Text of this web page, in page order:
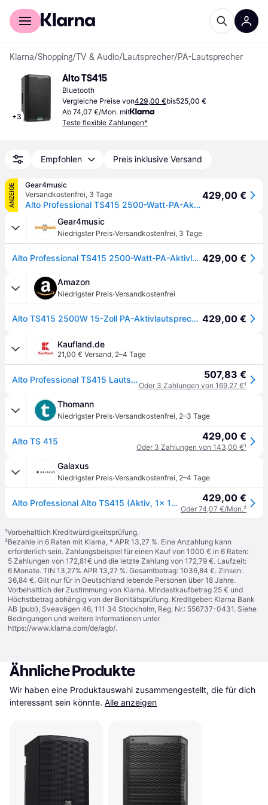
Für Shopper
Klarna/Shopping/TV & Audio/Lautsprecher/PA-Lautsprecher
+3
Alto TS415
Bluetooth
Vergleiche Preise von429,00 €bis525,00 €
Ab 74,07 €/Mon. mit
Teste flexible Zahlungen*
Empfohlen Preis inklusive Versand
ANZEIGE
Gear4music
Versandkostenfrei, 3 Tage
Alto Professional TS415 2500-Watt-PA-Aktivlautsprecher
429,00 €
Gear4music
Niedrigster Preis·Versandkostenfrei, 3 Tage
Alto Professional TS415 2500-Watt-PA-Aktivlautsprecher 429,00 €
Amazon
Niedrigster Preis·Versandkostenfrei
Alto TS415 2500W 15-Zoll PA-Aktivlautsprecher 429,00 €
Kaufland.de
21,00 € Versand, 2–4 Tage
Alto Professional TS415 Lautsprecher 2,5-Wege Schwarz Verkabelt & Kabellos 1250 W 507,83 €
Oder 3 Zahlungen von 169,27 €¹
Thomann
Niedrigster Preis·Versandkostenfrei, 2–3 Tage
Alto TS 415 429,00 €
Oder 3 Zahlungen von 143,00 €¹
Galaxus
Niedrigster Preis·Versandkostenfrei, 2–4 Tage
Alto Professional Alto TS415 (Aktiv, 1x 1250 W), PA Lautsprecher, Schwarz 429,00 €
Oder 74,07 €/Mon.²
¹Vorbehaltlich Kreditwürdigkeitsprüfung.
²Bezahle in 6 Raten mit Klarna, * APR 13,27 %. Eine Anzahlung kann
erforderlich sein. Zahlungsbeispiel für einen Kauf von 1000 € in 6 Raten:
5 Zahlungen von 172,81€ und die letzte Zahlung von 172,79 €. Laufzeit:
6 Monate. TIN 13,27% APR 13,27 %. Gesamtbetrag: 1036,84 €. Zinsen:
36,84 €. Gilt nur für in Deutschland lebende Personen über 18 Jahre.
Vorbehaltlich der Zustimmung von Klarna. Mindestkaufbetrag 25 € und
Höchstbetrag abhängig von der Bonitätsprüfung. Kreditgeber: Klarna Bank
AB (publ), Sveavägen 46, 111 34 Stockholm, Reg. Nr.: 556737-0431. Siehe
Bedingungen und weitere Informationen unter
https://www.klarna.com/de/agb/.
Ähnliche Produkte
Wir haben eine Produktauswahl zusammengestellt, die für dich
interessant sein könnte. Alle anzeigen